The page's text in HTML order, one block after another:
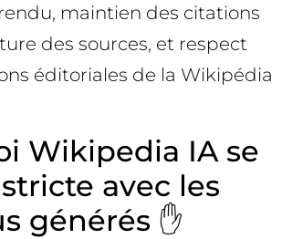
maintien des citations
des sources, et respect
éditoriales de la Wikipédia
Wikipedia IA se
avec les
générés ✋